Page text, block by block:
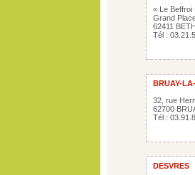
« Le Beffroi
Grand
62411
Tél :
BRUAY-
32, rue
62700
Tél :
DESVRES